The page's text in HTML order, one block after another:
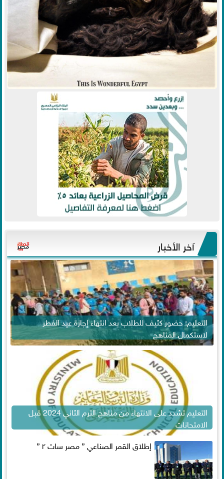
آخر الأخبار
التعليم: حضور كثيف للطلاب بعد انتهاء إجازة عيد الفطر
لاستكمال المناهج
التعليم تشدد على الانتهاء من مناهج الترم الثاني 2024 قبل
الامتحانات
إطلاق القمر الصناعي ” مصر سات ٢ ”